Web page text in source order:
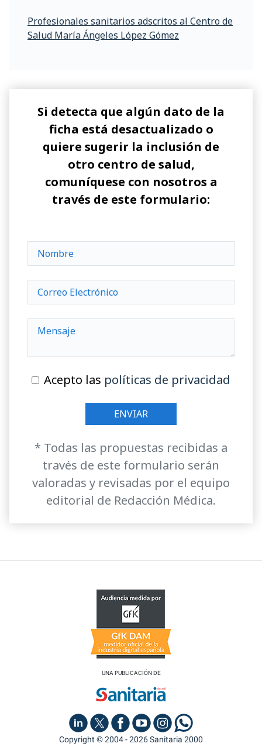
Profesionales sanitarios adscritos al Centro de
Salud María Ángeles López Gómez
Si detecta que algún dato de la
ficha está desactualizado o
quiere sugerir la inclusión de
otro centro de salud,
comuníquese con nosotros a
través de este formulario:
Acepto las políticas de privacidad
* Todas las propuestas recibidas a
través de este formulario serán
valoradas y revisadas por el equipo
editorial de Redacción Médica.
UNA PUBLICACIÓN DE
Copyright © 2004 - 2026 Sanitaria 2000